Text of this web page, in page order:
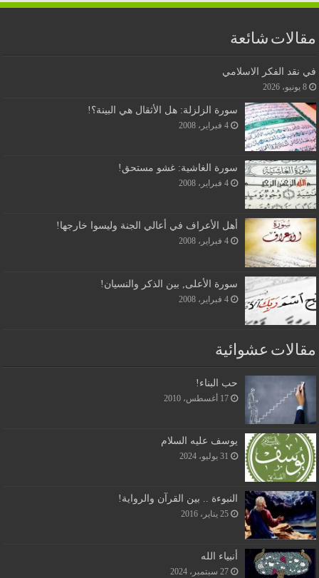
مقالات شائعة
في نقد الفكر الاسلامي
8 يونيو، 2026
سورة الزلزلة: هل الأثقال هي البينة؟!
4 فبراير، 2008
سورة الغاشية: غشو مستحق!
4 فبراير، 2008
أهل الأعراف في أعالي الجنة وليسوا خارجها!
4 فبراير، 2008
سورة الأعلى, بين الذكر والنسيان!
4 فبراير، 2008
مقالات عشوائية
حب البناء!
17 أغسطس، 2010
يوسف عليه السلام
31 يوليو، 2024
النبوءة .. بين القرآن والرواية!
25 يناير، 2016
أنبياء الله
27 سبتمبر، 2024